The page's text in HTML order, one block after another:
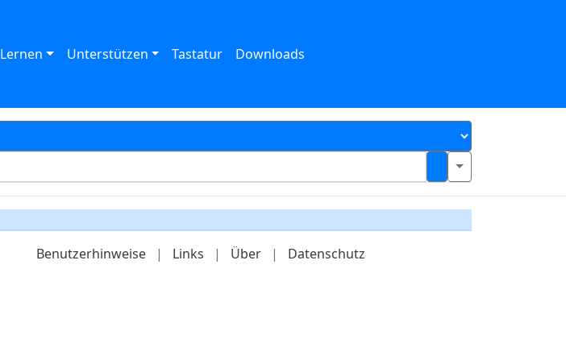
Lernen Unterstützen Tastatur Downloads
Benutzerhinweise | Links | Über | Datenschutz